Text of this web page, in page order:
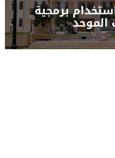
برمجية
الموحد